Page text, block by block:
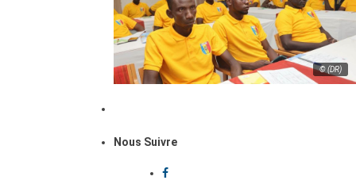
© (DR)
Nous Suivre